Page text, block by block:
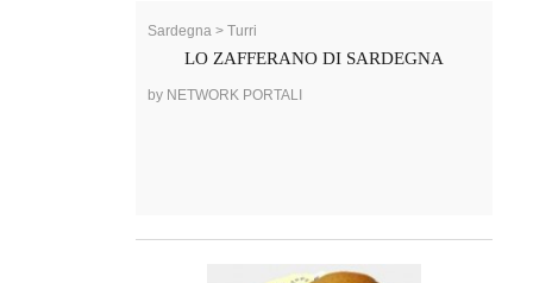
Sardegna > Turri
LO ZAFFERANO DI SARDEGNA
by NETWORK PORTALI